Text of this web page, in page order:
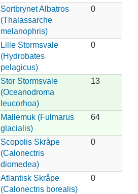
Sortbrynet Albatros
(Thalassarche
melanophris)
0
Lille Stormsvale
(Hydrobates
pelagicus)
0
Stor Stormsvale
(Oceanodroma
leucorhoa)
13
Mallemuk (Fulmarus
glacialis)
64
Scopolis Skråpe
(Calonectris
diomedea)
0
Atlantisk Skråpe
(Calonectris borealis)
0